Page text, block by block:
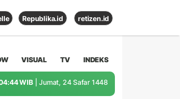
Republika.id retizen.id
VISUAL TV INDEKS
WIB | Jumat, 24 Safar 1448